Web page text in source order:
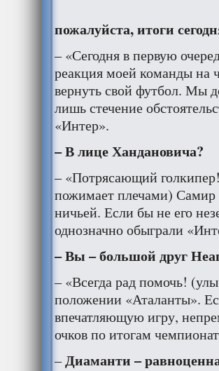
пожалуйста, итоги
– «Сегодня в первую
реакция моей команды на
вернуть свой футбол. Мы
лишь стечение
«Интер».
– В лице Хандановича?
– «Потрясающий
пожимает плечами) Самир
ничьей. Если бы не его
однозначно обыграли
– Вы – большой друг
– «Всегда рад помочь!
положении «Аталанты».
впечатляющую игру,
очков по итогам
–Диаманти –